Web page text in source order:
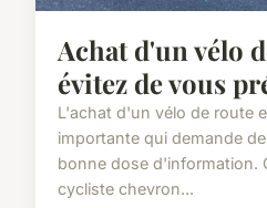
Achat d'un vélo
évitez de vous
L'achat d'un vélo de route
importante qui demande
bonne dose d'information.
cycliste chevron...